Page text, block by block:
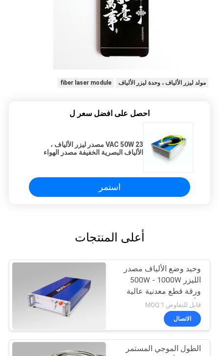
مولد ليزر الألياف ، وحدة ليزر الألياف fiber laser module
احصل على افضل سعر ل
23 VAC 50W مصدر ليزر الألياف ،
الألياف البصرية الخفيفة مصدر الهواء
استمر
أعلى المنتجات
وحيد وضع الألياف مصدر
الليزر 500W - 1000W
ورقة قطع معدنية عالية
الأداء
قابل للتفاوض MOQ:1
الاتصال
الطول الموجي المستمر